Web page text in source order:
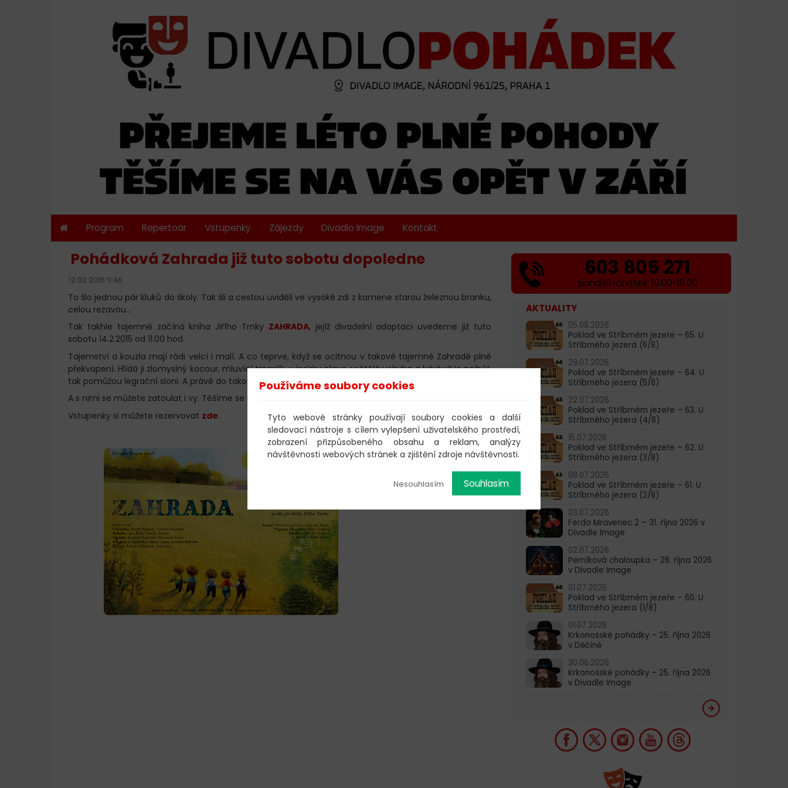
Program Repertoár Vstupenky Zájezdy Divadlo Image Kontakt
Pohádková Zahrada již tuto sobotu dopoledne
12.02.2015 11:46
To šlo jednou pár kluků do školy. Tak šli a cestou uviděli ve vysoké zdi z kamene starou železnou branku,
celou rezavou…
Tak takhle tajemně začíná kniha Jiřího Trnky ZAHRADA, jejíž divadelní adaptaci uvedeme již tuto
sobotu 14.2.2015 od 11:00 hod.
Tajemství a kouzla mají rádi velcí i malí. A co teprve, když se ocitnou v takové tajemné Zahradě plné
překvapení. Hlídá ji zlomyslný kocour, mluvící trpaslík, v jezírku plave sečtělá velryba a když už je nejhůř,
tak pomůžou legrační sloni. A právě do takové zahrady se zatoulají tři zvědaví kluci.
A s nimi se můžete zatoulat i vy. Těšíme se na vás!
Vstupenky si můžete rezervovat zde.
produkce
603 805 271
pondělí-čtvrtek: 10:00-16:00
AKTUALITY
05.08.2026
Poklad ve Stříbrném jezeře – 65. U
Stříbrného jezera (6/8)
29.07.2026
Poklad ve Stříbrném jezeře – 64. U
Stříbrného jezera (5/8)
22.07.2026
Poklad ve Stříbrném jezeře – 63. U
Stříbrného jezera (4/8)
15.07.2026
Poklad ve Stříbrném jezeře – 62. U
Stříbrného jezera (3/8)
08.07.2026
Poklad ve Stříbrném jezeře – 61. U
Stříbrného jezera (2/8)
03.07.2026
Ferda Mravenec 2 – 31. října 2026 v
Divadle Image
02.07.2026
Perníková chaloupka – 28. října 2026
v Divadle Image
01.07.2026
Poklad ve Stříbrném jezeře – 60. U
Stříbrného jezera (1/8)
01.07.2026
Krkonošské pohádky – 25. října 2026
v Děčíně
30.06.2026
Krkonošské pohádky – 25. října 2026
v Divadle Image
Používáme soubory cookies
Tyto webové stránky používají soubory cookies a další
sledovací nástroje s cílem vylepšení uživatelského prostředí,
zobrazení přizpůsobeného obsahu a reklam, analýzy
návštěvnosti webových stránek a zjištění zdroje návštěvnosti.
Nesouhlasím Souhlasím